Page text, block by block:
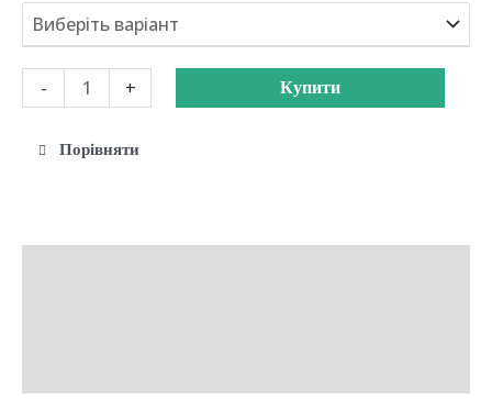
до
-
Ароматизована
"Кориця"
+ Купити
Порівняти